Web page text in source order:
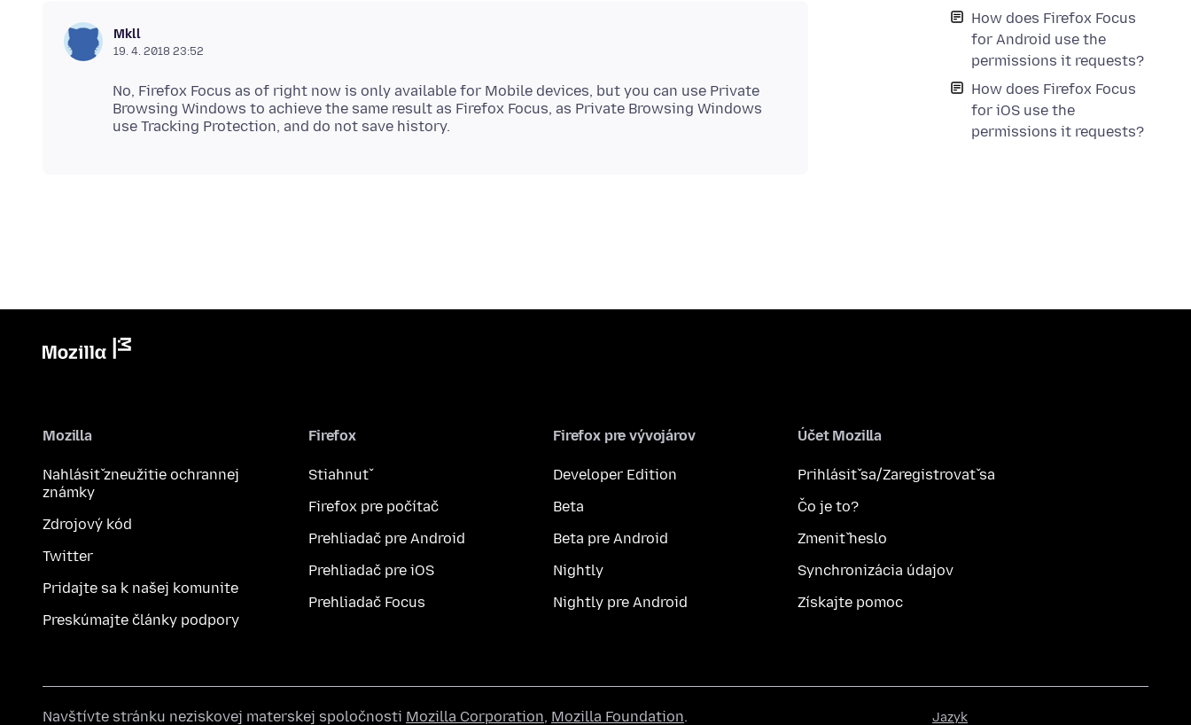
How does Firefox Focus
for Android use the
permissions it requests?
How does Firefox Focus
for iOS use the
permissions it requests?
Mkll
19. 4. 2018 23:52
No, Firefox Focus as of right now is only available for Mobile devices, but you can use Private
Browsing Windows to achieve the same result as Firefox Focus, as Private Browsing Windows
Mozilla
Nahlásiť zneužitie ochrannej
známky
Zdrojový kód
Twitter
Pridajte sa k našej komunite
Preskúmajte články podpory
Firefox
Stiahnuť
Firefox pre počítač
Prehliadač pre Android
Prehliadač pre iOS
Prehliadač Focus
Firefox pre vývojárov
Developer Edition
Beta
Beta pre Android
Nightly
Nightly pre Android
Účet Mozilla
Prihlásiť sa/Zaregistrovať sa
Čo je to?
Zmeniť heslo
Synchronizácia údajov
Získajte pomoc
Jazyk
Navštívte stránku neziskovej materskej spoločnosti Mozilla Corporation, Mozilla Foundation.